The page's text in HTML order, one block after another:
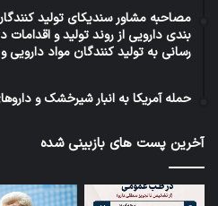
مصاحبه مشاور سندیکای تولید
بندی دارویی از روند تولید و
رسانی به تولید کنندگان مواد
حمله آمریکا به انبار شیرخشک و
آخرین پست های بازبینی شده